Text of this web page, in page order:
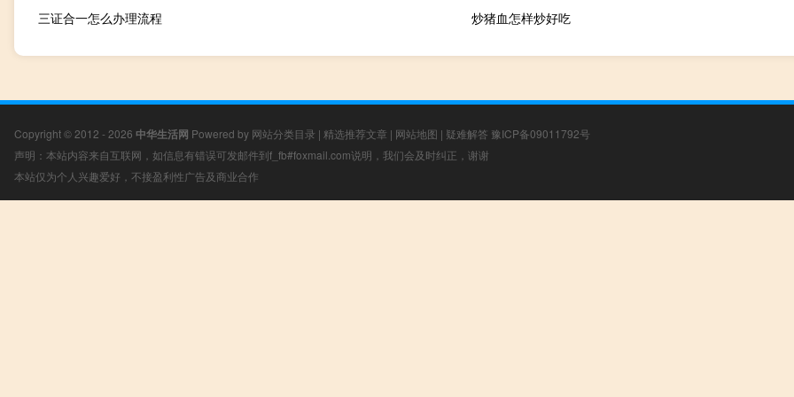
三证合一怎么办理流程 炒猪血怎样炒好吃
Copyright © 2012 - 2026 中华生活网 Powered by 网站分类目录 | 精选推荐文章 | 网站地图 | 疑难解答 豫ICP备09011792号
声明：本站内容来自互联网，如信息有错误可发邮件到f_fb#foxmail.com说明，我们会及时纠正，谢谢
本站仅为个人兴趣爱好，不接盈利性广告及商业合作